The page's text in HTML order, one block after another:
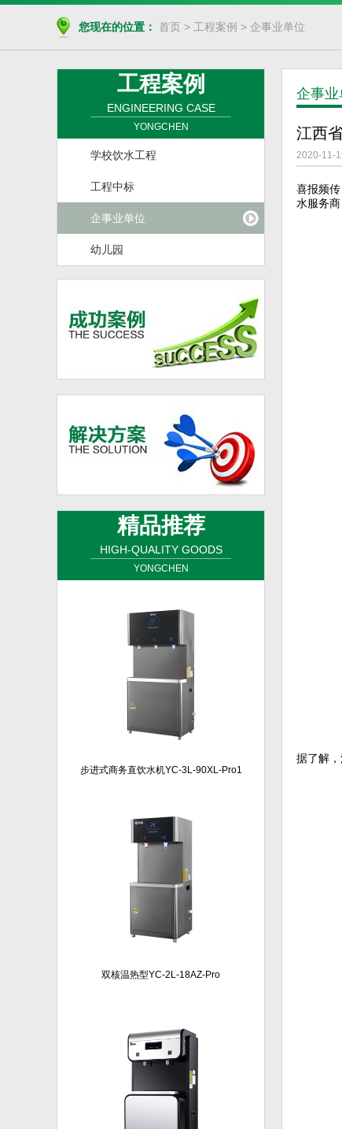
您现在的位置： 首页 > 工程案例 > 企事业单位
工程案例
ENGINEERING CASE
YONGCHEN
学校饮水工程
工程中标
企事业单位
幼儿园
精品推荐
HIGH-QUALITY GOODS
YONGCHEN
步进式商务直饮水机YC-3L-90XL-Pro1
双核温热型YC-2L-18AZ-Pro
企事业
江西
2020-11-
喜报频
水服务
据了解